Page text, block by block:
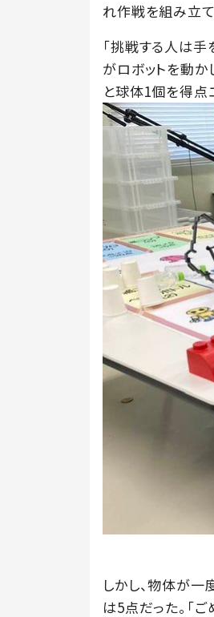
れ作戦を組み立て
「挑戦する人は
がロボットを動か
と球体1個を得点
しかし、物体が
は5点だった。「